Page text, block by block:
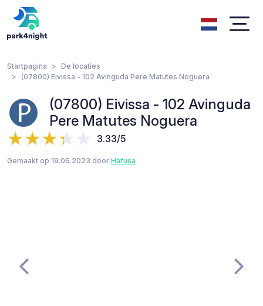
Startpagina
De locaties
(07800) Eivissa - 102 Avinguda Pere Matutes Noguera
(07800) Eivissa - 102 Avinguda
Pere Matutes Noguera
3.33/5
Gemaakt op 19.06.2023 door Hafusa